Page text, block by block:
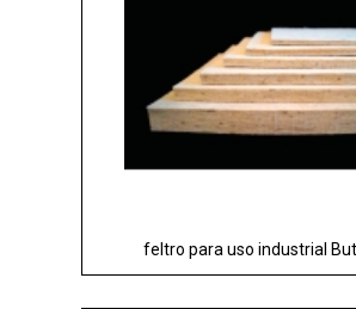
feltro para uso industrial